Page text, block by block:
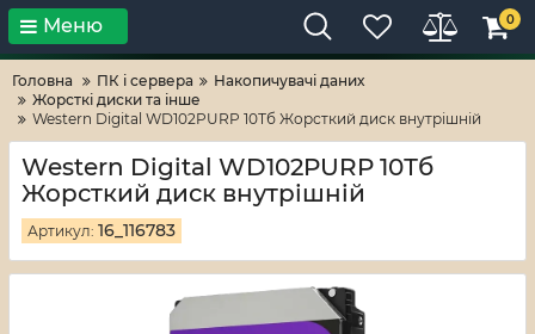
Тільки високі технології! RV-ZAFT
Меню 0
Головна ПК і сервера
Накопичувачі даних
Жорсткі диски та інше
Western Digital WD102PURP 10Тб Жорсткий диск внутрішній
Western Digital WD102PURP 10Тб
Жорсткий диск внутрішній
Артикул: 16_116783